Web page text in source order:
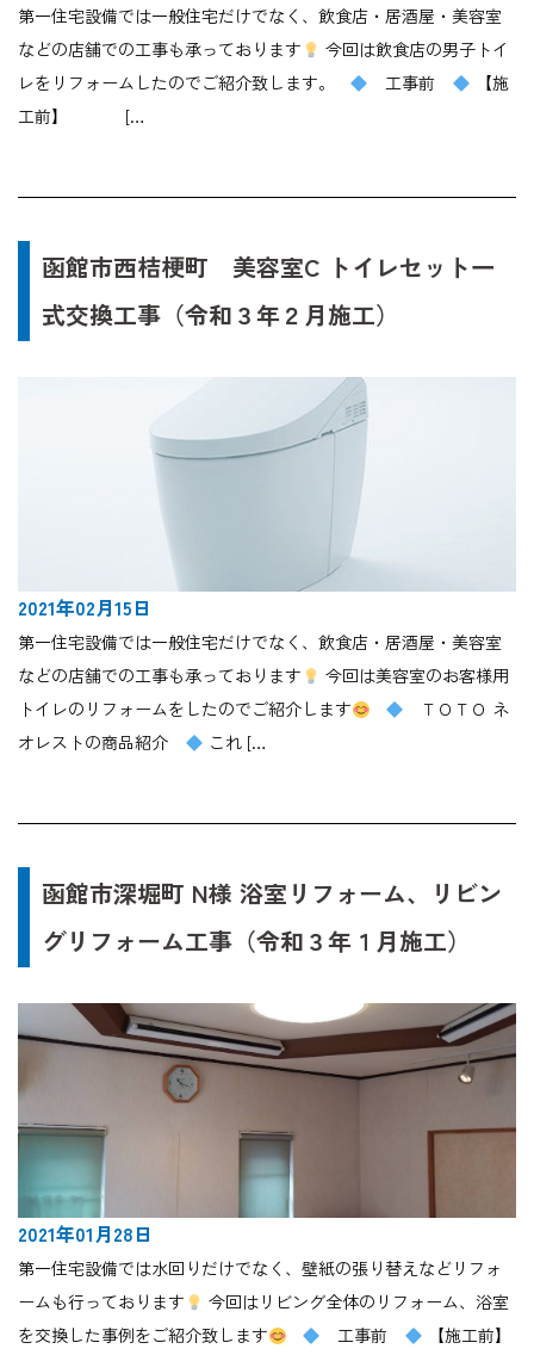
第一住宅設備では一般住宅だけでなく、飲食店・居酒屋・美容室
などの店舗での工事も承っております
今回は飲食店の男子トイ
レをリフォームしたのでご紹介致します。
工事前
【施
工前】 […
函館市西桔梗町 美容室C トイレセット一
式交換工事（令和３年２月施工）
2021年02月15日
第一住宅設備では一般住宅だけでなく、飲食店・居酒屋・美容室
などの店舗での工事も承っております
今回は美容室のお客様用
トイレのリフォームをしたのでご紹介します
ＴＯＴＯ ネ
オレストの商品紹介
これ […
函館市深堀町 N様 浴室リフォーム、リビン
グリフォーム工事（令和３年１月施工）
2021年01月28日
第一住宅設備では水回りだけでなく、壁紙の張り替えなどリフォ
ームも行っております
今回はリビング全体のリフォーム、浴室
を交換した事例をご紹介致します
工事前
【施工前】